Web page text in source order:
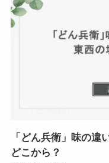
「どん兵衛」味の違
どこから？